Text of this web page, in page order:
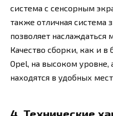
система с сенсорным
также отличная система
позволяет наслаждаться
Качество сборки, как и
Opel, на высоком уровне,
находятся в удобных